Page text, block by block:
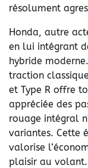
résolument
Honda, autre
en lui intégrant
hybride
traction
et Type R offre
appréciée des
rouage intégral
variantes. Cette
valorise
plaisir au volant.